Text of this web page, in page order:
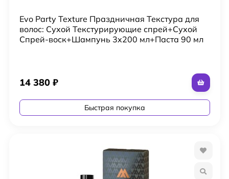
Evo Party Texture Праздничная Текстура для
волос: Сухой Текстурирующие спрей+Сухой
Cпрей-воск+Шампунь 3x200 мл+Паста 90 мл
14 380 ₽
Быстрая покупка